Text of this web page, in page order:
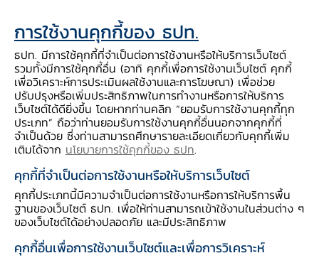
- เงื่อนไขการผิดนัดชำระหนี้ เช่น ดอกเบี้ยผิดนัด ค่า
ใช้จ่ายในการติดตามทวงถามหนี้เงื่อนไขการยึดหลัก
ประกันเมื่อผิดนัดชำระหนี้
- เงื่อนไขการชำระคืนเงินกู้ก่อนกำหนด เช่น หาก
อยากเอาเงินก้อนมาโปะหนี้ก่อนครบอายุเงินกู้จะ
ทำได้หรือไม่และมีค่าใช้จ่ายอะไรบ้าง
- รายละเอียดอื่น ๆ เช่น ค่าจดจำนองหลักประกัน
ค่าประเมินราคาหลักประกัน ราคาประเมินของหลัก
ประกัน (ถ้ามี) ค่าใช้จ่ายในการทำประกันวินาศภัย
ต่าง ๆ
ใช้เงินตามวัตถุประสงค์
การใช้งานคุกกี้ของ ธปท.
ธปท. มีการใช้คุกกี้ที่จำเป็นต่อการใช้งานหรือให้บริการเว็บไซต์
รวมทั้งมีการใช้คุกกี้อื่น (อาทิ คุกกี้เพื่อการใช้งานเว็บไซต์ คุกกี้
เพื่อวิเคราะห์การประเมินผลใช้งานและการโฆษณา) เพื่อช่วย
ปรับปรุงหรือเพิ่มประสิทธิภาพในการทำงานหรือการให้บริการ
เว็บไซต์ได้ดียิ่งขึ้น โดยหากท่านคลิก “ยอมรับการใช้งานคุกกี้ทุก
ประเภท” ถือว่าท่านยอมรับการใช้งานคุกกี้อื่นนอกจากคุกกี้ที่
จำเป็นด้วย ซึ่งท่านสามารถศึกษารายละเอียดเกี่ยวกับคุกกี้เพิ่ม
เติมได้จาก นโยบายการใช้คุกกี้ของ ธปท.
คุกกี้ที่จำเป็นต่อการใช้งานหรือให้บริการเว็บไซต์
คุกกี้ประเภทนี้มีความจำเป็นต่อการใช้งานหรือการให้บริการพื้น
ฐานของเว็บไซต์ ธปท. เพื่อให้ท่านสามารถเข้าใช้งานในส่วนต่าง ๆ
ของเว็บไซต์ได้อย่างปลอดภัย และมีประสิทธิภาพ
คุกกี้อื่นเพื่อการใช้งานเว็บไซต์และเพื่อการวิเคราะห์